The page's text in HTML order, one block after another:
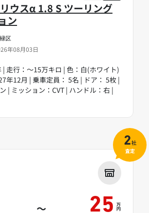
区
年08月03日
ウスα 1.8 S ツーリング
ン
| 走行：～15万キロ | 色：白(ホワイト)
年12月 | 乗車定員： 5名 | ドア： 5枚 |
| ミッション：CVT | ハンドル：右 |
～ 25 万
円
2社
査定